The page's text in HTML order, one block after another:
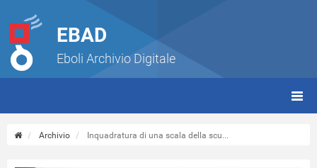
EBAD
Eboli Archivio Digitale
Archivio Inquadratura di una scala della scu...